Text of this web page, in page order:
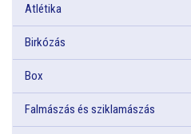
Atlétika
Birkózás
Box
Falmászás és sziklamászás